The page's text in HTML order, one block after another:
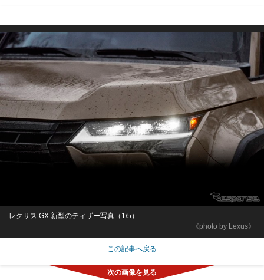
《photo by Lexus》
レクサス GX 新型のティザー写真（1/5）
この記事へ戻る